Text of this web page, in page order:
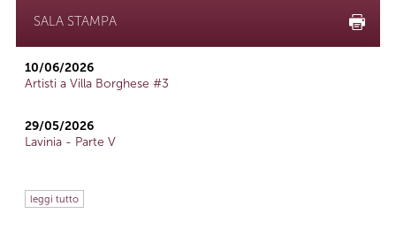
SALA STAMPA
10/06/2026
Artisti a Villa Borghese #3
29/05/2026
Lavinia - Parte V
leggi tutto